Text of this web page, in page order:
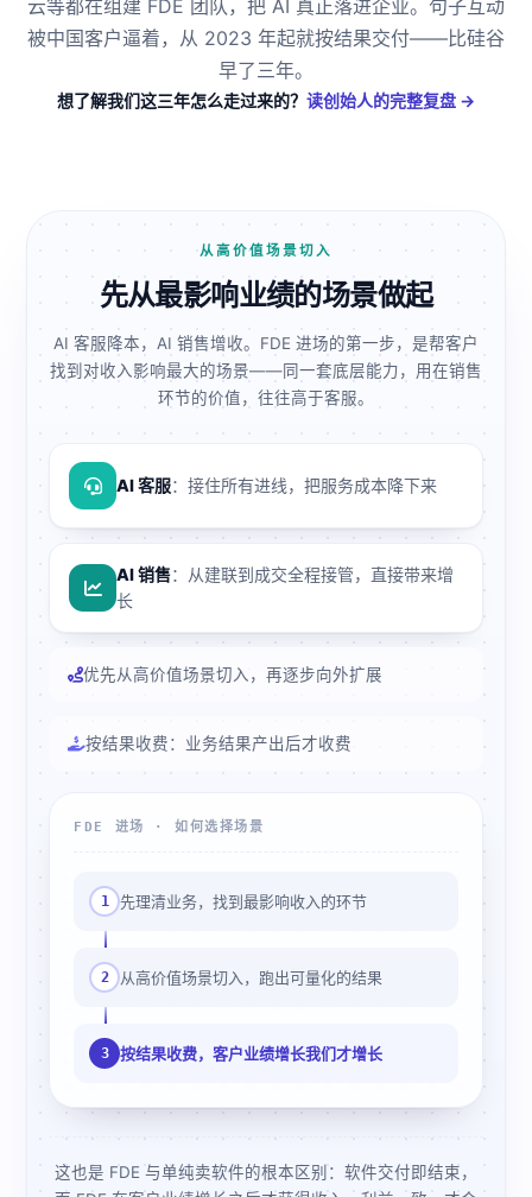
云等都在组建 FDE 团队，把 AI 真正落进企业。句子互动
被中国客户逼着，从 2023 年起就按结果交付——比硅谷
早了三年。
想了解我们这三年怎么走过来的？ 读创始人的完整复盘 →
从高价值场景切入
先从最影响业绩的场景做起
AI 客服降本，AI 销售增收。FDE 进场的第一步，是帮客户
找到对收入影响最大的场景——同一套底层能力，用在销售
环节的价值，往往高于客服。
AI 客服：接住所有进线，把服务成本降下来
AI 销售：从建联到成交全程接管，直接带来增
长
优先从高价值场景切入，再逐步向外扩展
按结果收费：业务结果产出后才收费
FDE 进场 · 如何选择场景
1 先理清业务，找到最影响收入的环节
2 从高价值场景切入，跑出可量化的结果
3 按结果收费，客户业绩增长我们才增长
这也是 FDE 与单纯卖软件的根本区别：软件交付即结束，